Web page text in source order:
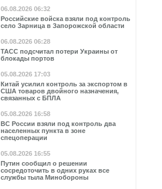
06.08.2026 06:32
Российские войска взяли под контроль
село Зарница в Запорожской области
06.08.2026 06:28
ТАСС подсчитал потери Украины от
блокады портов
05.08.2026 17:03
Китай усилил контроль за экспортом в
США товаров двойного назначения,
связанных с БПЛА
05.08.2026 16:58
ВС России взяли под контроль два
населенных пункта в зоне
спецоперации
05.08.2026 16:55
Путин сообщил о решении
сосредоточить в одних руках все
службы тыла Минобороны